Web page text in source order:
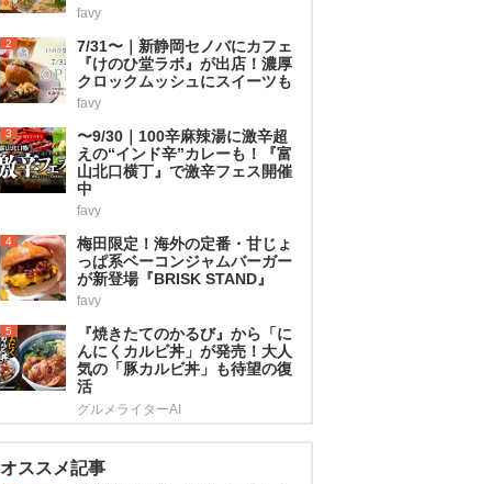
favy
2
7/31〜｜新静岡セノバにカフェ
『けのひ堂ラボ』が出店！濃厚
クロックムッシュにスイーツも
favy
3
〜9/30｜100辛麻辣湯に激辛超
えの“インド辛”カレーも！『富
山北口横丁』で激辛フェス開催
中
favy
4
梅田限定！海外の定番・甘じょ
っぱ系ベーコンジャムバーガー
が新登場『BRISK STAND』
favy
5
『焼きたてのかるび』から「に
んにくカルビ丼」が発売！大人
気の「豚カルビ丼」も待望の復
活
グルメライターAI
オススメ記事